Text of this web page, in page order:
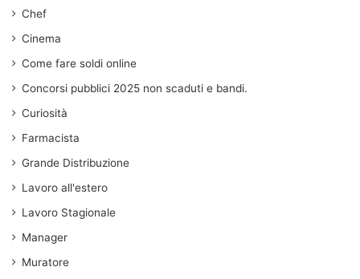
Chef
Cinema
Come fare soldi online
Concorsi pubblici 2025 non scaduti e bandi.
Curiosità
Farmacista
Grande Distribuzione
Lavoro all'estero
Lavoro Stagionale
Manager
Muratore